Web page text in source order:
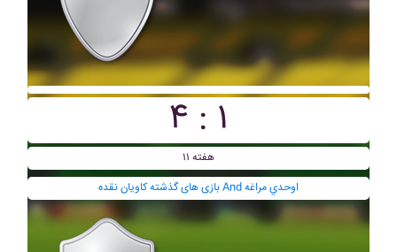
۴ : ۱
هفته ۱۱
بازی های گذشته کاويان نقده And اوحدي مراغه